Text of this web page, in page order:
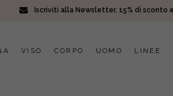
Iscriviti alla Newsletter. 15% di sconto
VISO CORPO UOMO LINEE